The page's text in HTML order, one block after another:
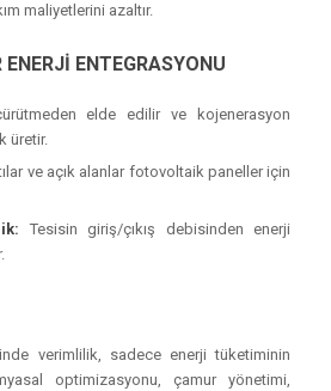
maliyetlerini azaltır.
ENTEGRASYONU
elde edilir ve kojenerasyon
üretir.
ve açık alanlar fotovoltaik paneller için
Tesisin giriş/çıkış debisinden enerji
verimlilik, sadece enerji tüketiminin
optimizasyonu, çamur yönetimi,